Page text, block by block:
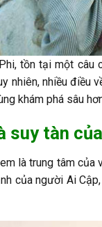
tồn tại một câu
nhiên, nhiều điều
khám phá sâu
suy tàn
là trung tâm của
của người Ai